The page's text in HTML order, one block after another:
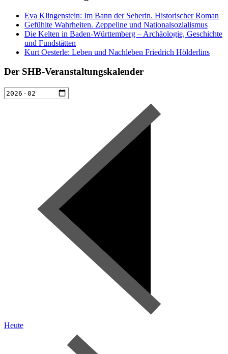
Eva Klingenstein: Im Bann der Seherin. Historischer Roman
Gefühlte Wahrheiten. Zeppeline und Nationalsozialismus
Die Kelten in Baden-Württemberg – Archäologie, Geschichte
und Fundstätten
Kurt Oesterle: Leben und Nachleben Friedrich Hölderlins
Der SHB-Veranstaltungskalender
Heute